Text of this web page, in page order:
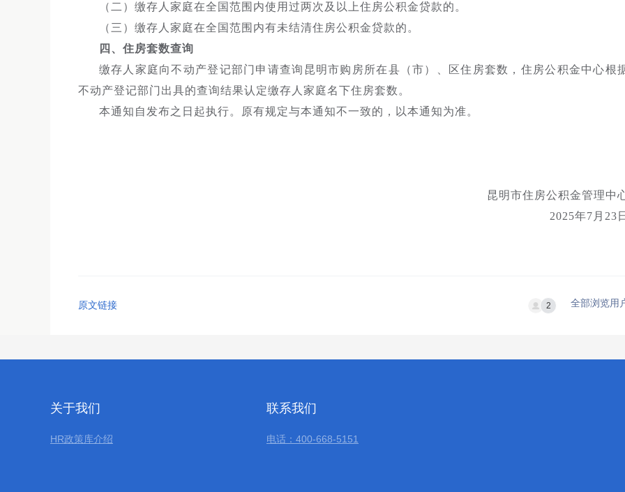
（二）缴存人家庭在全国范围内使用过两次及以上住房公积金贷款的。
（三）缴存人家庭在全国范围内有未结清住房公积金贷款的。
四、住房套数查询
缴存人家庭向不动产登记部门申请查询昆明市购房所在县（市）、区住房套数，住房公积金中心根
不动产登记部门出具的查询结果认定缴存人家庭名下住房套数。
本通知自发布之日起执行。原有规定与本通知不一致的，以本通知为准。
昆明市住房公积金管理中
2025年7月23
原文链接 2 全部浏览用
关于我们
HR政策库介绍
联系我们
电话：400-668-5151